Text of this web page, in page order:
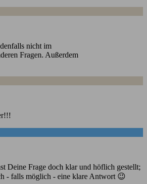
nicht im
Fragen. Außerdem
Deine Frage doch klar und höflich gestellt;
- falls möglich - eine klare Antwort 😉